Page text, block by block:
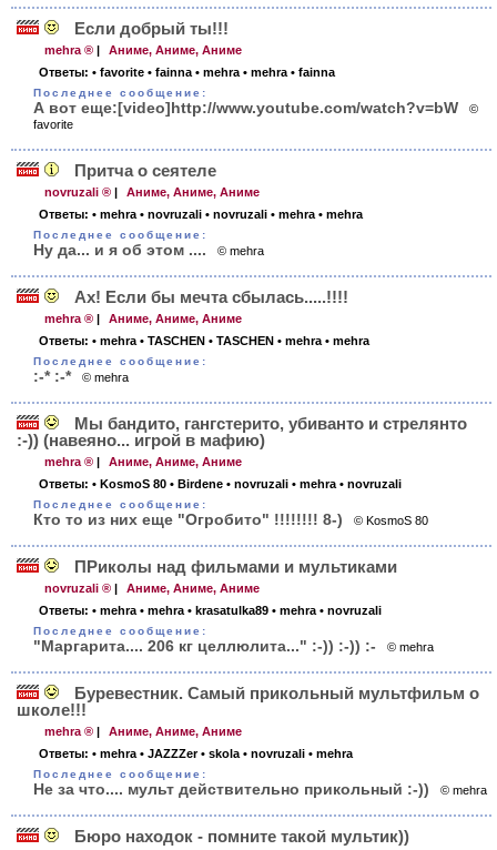
Если добрый ты!!!
mehra ® |
Аниме, Аниме, Аниме
Ответы: • favorite • fainna • mehra • mehra • fainna
Последнее сообщение:
А вот еще:[video]http://www.youtube.com/watch?v=bW
©
favorite
Притча о сеятеле
novruzali ® |
Аниме, Аниме, Аниме
Ответы: • mehra • novruzali • novruzali • mehra • mehra
Последнее сообщение:
Ну да... и я об этом .... © mehra
Ах! Если бы мечта сбылась.....!!!!
mehra ® |
Аниме, Аниме, Аниме
Ответы: • mehra • TASCHEN • TASCHEN • mehra • mehra
Последнее сообщение:
:-* :-* © mehra
Мы бандито, гангстерито, убиванто и стрелянто
:-)) (навеяно... игрой в мафию)
mehra ® |
Аниме, Аниме, Аниме
Ответы: • KosmoS 80 • Birdene • novruzali • mehra • novruzali
Последнее сообщение:
Кто то из них еще "Огробито" !!!!!!!! 8-) © KosmoS 80
ПРиколы над фильмами и мультиками
novruzali ® |
Аниме, Аниме, Аниме
Ответы: • mehra • mehra • krasatulka89 • mehra • novruzali
Последнее сообщение:
"Маргарита.... 206 кг целлюлита..." :-)) :-)) :- © mehra
Буревестник. Самый прикольный мультфильм о
школе!!!
mehra ® |
Аниме, Аниме, Аниме
Ответы: • mehra • JAZZZer • skola • novruzali • mehra
Последнее сообщение:
Не за что.... мульт действительно прикольный :-)) © mehra
Бюро находок - помните такой мультик))